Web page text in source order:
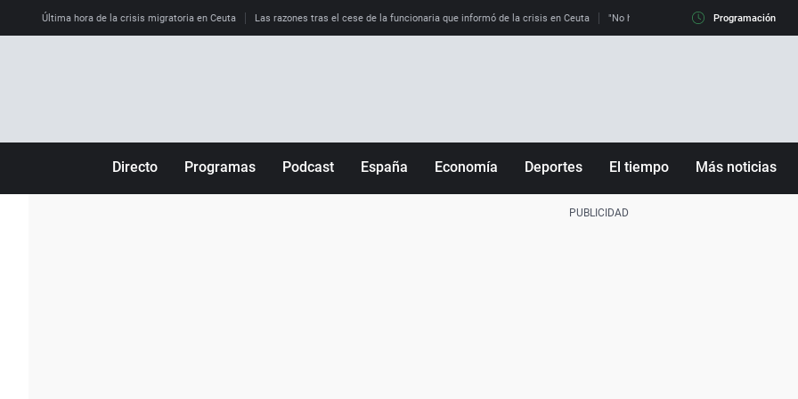
Última hora de la crisis migratoria en Ceuta Las razones tras el cese de la funcionaria que informó de la crisis en Ceuta "No hay mafias, que no nos engañen":
Programación
Directo Programas Podcast España Economía Deportes El tiempo Más noticias